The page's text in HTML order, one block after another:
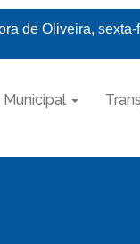
de Oliveira,